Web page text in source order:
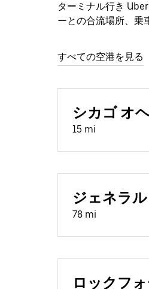
ターミナル行き
ーとの合流場所、乗
すべての空港を見る
シカゴ オ
15 mi
ジェネラ
78 mi
ロックフ